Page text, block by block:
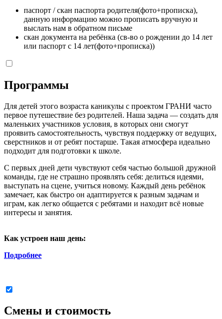
паспорт / скан паспорта родителя(фото+прописка),
данную информацию можно прописать вручную и
выслать нам в обратном письме
скан документа на ребёнка (св-во о рождении до 14 лет
или паспорт с 14 лет(фото+прописка))
Программы
Для детей этого возраста каникулы с проектом ГРАНИ часто
первое путешествие без родителей. Наша задача — создать для
маленьких участников условия, в которых они смогут
проявить самостоятельность, чувствуя поддержку от ведущих,
сверстников и от ребят постарше. Такая атмосфера идеально
подходит для подготовки к школе.
С первых дней дети чувствуют себя частью большой дружной
команды, где не страшно проявлять себя: делиться идеями,
выступать на сцене, учиться новому. Каждый день ребёнок
замечает, как быстро он адаптируется к разным задачам и
играм, как легко общается с ребятами и находит всё новые
интересы и занятия.
Как устроен наш день:
Подробнее
Смены и стоимость